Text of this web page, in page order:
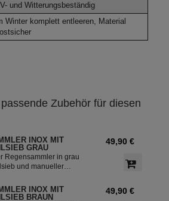
und Witterungsbeständig
Winter komplett entleeren, Material
Zubehör für diesen
INOX MIT
GRAU
Regensammler in grau
und manueller
INOX verfügt über
Überlaufstop und
49,90 €
INOX MIT
BRAUN
49,90 €